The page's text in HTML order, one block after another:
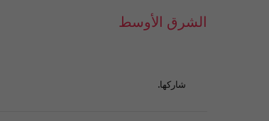
الشرق الأوسط
شاركها.